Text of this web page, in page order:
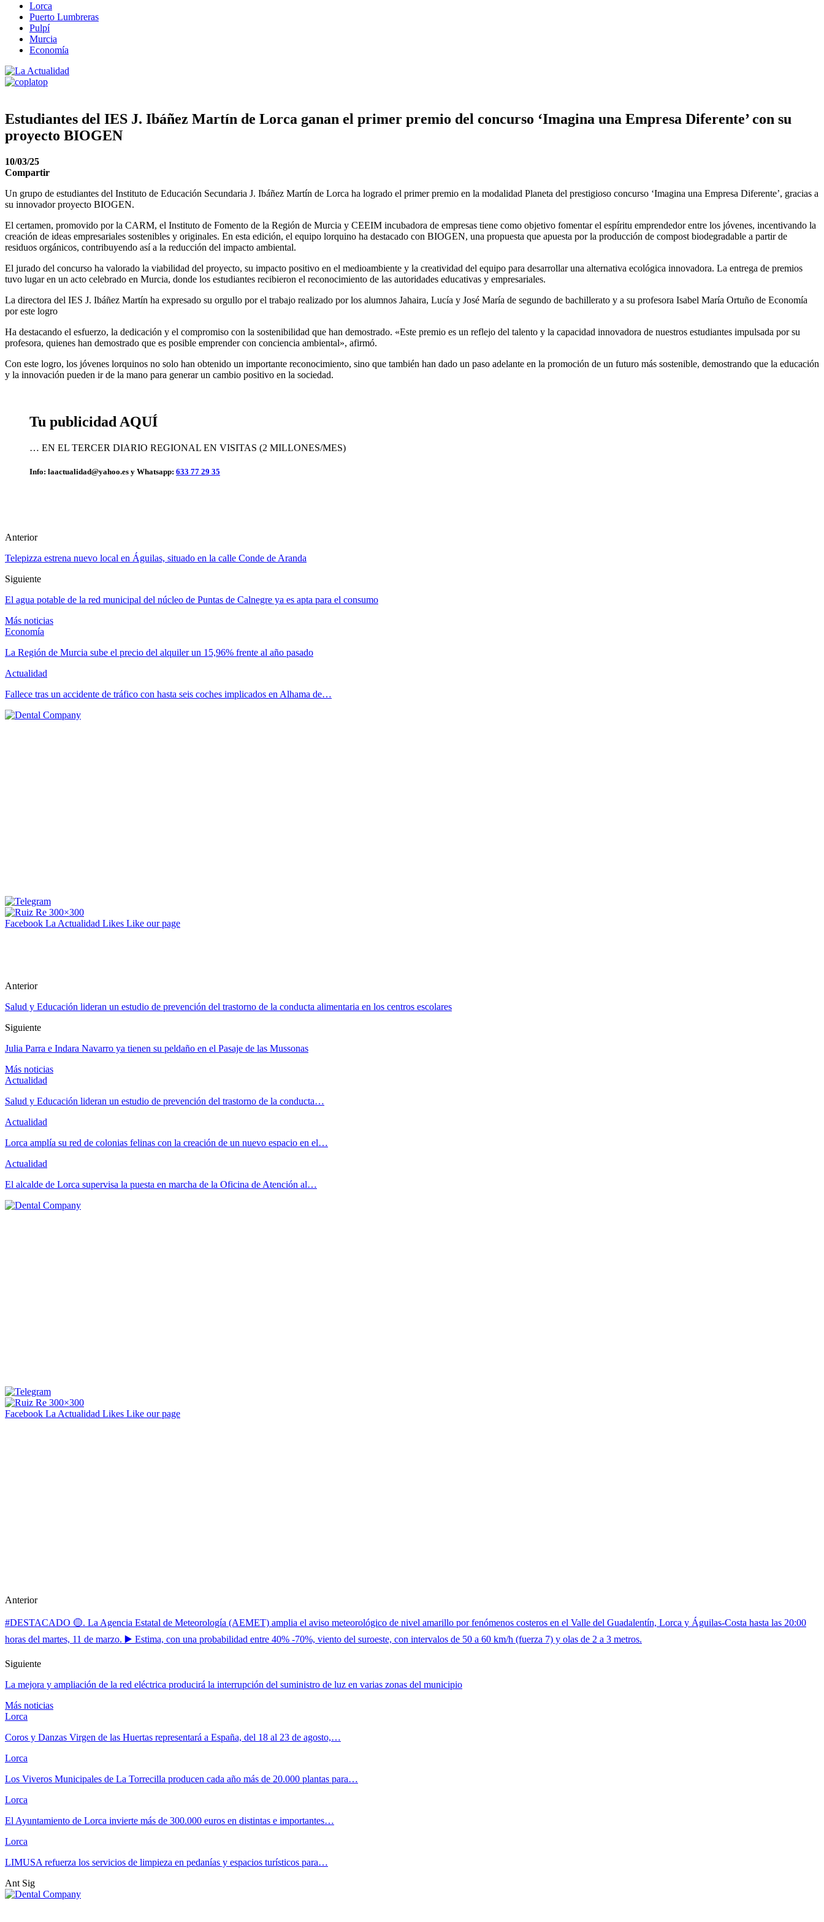
Lorca
Puerto Lumbreras
Pulpí
Murcia
Economía
Estudiantes del IES J. Ibáñez Martín de Lorca ganan el primer premio del concurso ‘Imagina una Empresa Diferente’ con su
proyecto BIOGEN
10/03/25
Compartir
Un grupo de estudiantes del Instituto de Educación Secundaria J. Ibáñez Martín de Lorca ha logrado el primer premio en la modalidad Planeta del prestigioso concurso ‘Imagina una Empresa Diferente’, gracias a
su innovador proyecto BIOGEN.
El certamen, promovido por la CARM, el Instituto de Fomento de la Región de Murcia y CEEIM incubadora de empresas tiene como objetivo fomentar el espíritu emprendedor entre los jóvenes, incentivando la
creación de ideas empresariales sostenibles y originales. En esta edición, el equipo lorquino ha destacado con BIOGEN, una propuesta que apuesta por la producción de compost biodegradable a partir de
residuos orgánicos, contribuyendo así a la reducción del impacto ambiental.
El jurado del concurso ha valorado la viabilidad del proyecto, su impacto positivo en el medioambiente y la creatividad del equipo para desarrollar una alternativa ecológica innovadora. La entrega de premios
tuvo lugar en un acto celebrado en Murcia, donde los estudiantes recibieron el reconocimiento de las autoridades educativas y empresariales.
La directora del IES J. Ibáñez Martín ha expresado su orgullo por el trabajo realizado por los alumnos Jahaira, Lucía y José María de segundo de bachillerato y a su profesora Isabel María Ortuño de Economía
por este logro
Ha destacando el esfuerzo, la dedicación y el compromiso con la sostenibilidad que han demostrado. «Este premio es un reflejo del talento y la capacidad innovadora de nuestros estudiantes impulsada por su
profesora, quienes han demostrado que es posible emprender con conciencia ambiental», afirmó.
Con este logro, los jóvenes lorquinos no solo han obtenido un importante reconocimiento, sino que también han dado un paso adelante en la promoción de un futuro más sostenible, demostrando que la educación
y la innovación pueden ir de la mano para generar un cambio positivo en la sociedad.
Tu publicidad AQUÍ
… EN EL TERCER DIARIO REGIONAL EN VISITAS (2 MILLONES/MES)
Info: laactualidad@yahoo.es y Whatsapp: 633 77 29 35
Anterior
Telepizza estrena nuevo local en Águilas, situado en la calle Conde de Aranda
Siguiente
El agua potable de la red municipal del núcleo de Puntas de Calnegre ya es apta para el consumo
Más noticias
Economía
La Región de Murcia sube el precio del alquiler un 15,96% frente al año pasado
Actualidad
Fallece tras un accidente de tráfico con hasta seis coches implicados en Alhama de…
Facebook La Actualidad Likes Like our page
Anterior
Salud y Educación lideran un estudio de prevención del trastorno de la conducta alimentaria en los centros escolares
Siguiente
Julia Parra e Indara Navarro ya tienen su peldaño en el Pasaje de las Mussonas
Más noticias
Actualidad
Salud y Educación lideran un estudio de prevención del trastorno de la conducta…
Actualidad
Lorca amplía su red de colonias felinas con la creación de un nuevo espacio en el…
Actualidad
El alcalde de Lorca supervisa la puesta en marcha de la Oficina de Atención al…
Facebook La Actualidad Likes Like our page
Anterior
#DESTACADO 🟡. La Agencia Estatal de Meteorología (AEMET) amplia el aviso meteorológico de nivel amarillo por fenómenos costeros en el Valle del Guadalentín, Lorca y Águilas-Costa hasta las 20:00
horas del martes, 11 de marzo. ▶️ Estima, con una probabilidad entre 40% -70%, viento del suroeste, con intervalos de 50 a 60 km/h (fuerza 7) y olas de 2 a 3 metros.
Siguiente
La mejora y ampliación de la red eléctrica producirá la interrupción del suministro de luz en varias zonas del municipio
Más noticias
Lorca
Coros y Danzas Virgen de las Huertas representará a España, del 18 al 23 de agosto,…
Lorca
Los Viveros Municipales de La Torrecilla producen cada año más de 20.000 plantas para…
Lorca
El Ayuntamiento de Lorca invierte más de 300.000 euros en distintas e importantes…
Lorca
LIMUSA refuerza los servicios de limpieza en pedanías y espacios turísticos para…
Ant Sig